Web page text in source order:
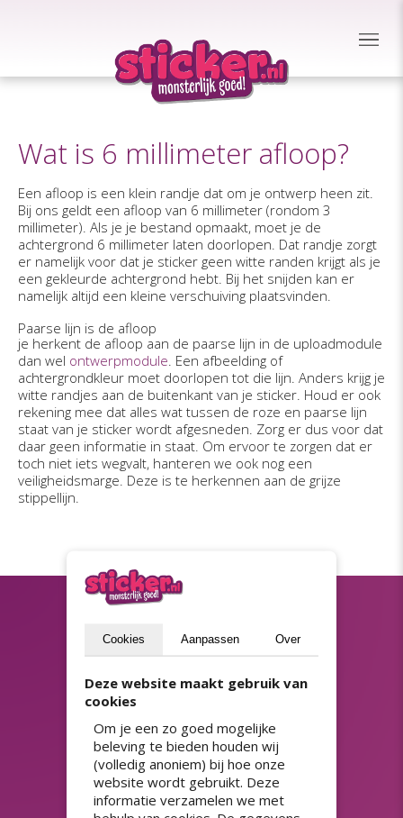
Wat is 6 millimeter afloop?
Een afloop is een klein randje dat om je ontwerp heen zit.
Bij ons geldt een afloop van 6 millimeter (rondom 3
millimeter). Als je je bestand opmaakt, moet je de
achtergrond 6 millimeter laten doorlopen. Dat randje zorgt
er namelijk voor dat je sticker geen witte randen krijgt als je
een gekleurde achtergrond hebt. Bij het snijden kan er
namelijk altijd een kleine verschuiving plaatsvinden.
Paarse lijn is de afloop
je herkent de afloop aan de paarse lijn in de uploadmodule
dan wel ontwerpmodule. Een afbeelding of
achtergrondkleur moet doorlopen tot die lijn. Anders krijg je
witte randjes aan de buitenkant van je sticker. Houd er ook
rekening mee dat alles wat tussen de roze en paarse lijn
staat van je sticker wordt afgesneden. Zorg er dus voor dat
daar geen informatie in staat. Om ervoor te zorgen dat er
toch niet iets wegvalt, hanteren we ook nog een
veiligheidsmarge. Deze is te herkennen aan de grijze
stippellijn.
Blijf op de hoogte
Versturen
ASSORTIMENT
Adresstickers
HACCP stickers
Prijsstickers
QR-code stickers
Cookies Aanpassen Over
Deze website maakt gebruik van
cookies
Om je een zo goed mogelijke
beleving te bieden houden wij
(volledig anoniem) bij hoe onze
website wordt gebruikt. Deze
informatie verzamelen we met